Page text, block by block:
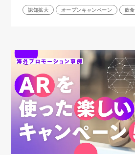
認知拡大 オープンキャンペーン 飲食